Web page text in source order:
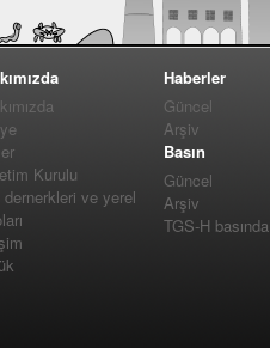
Kurulu
dernerkleri ve yerel
Haberler
Güncel
Arşiv
Basın
Güncel
Arşiv
TGS-H basında